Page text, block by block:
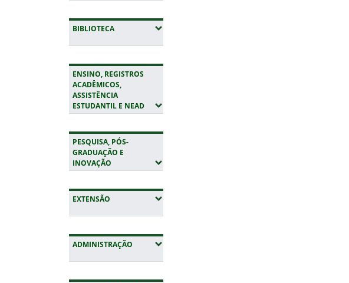
BIBLIOTECA(EXPANDIR SUBMENUS)
ENSINO, REGISTROS
ACADÊMICOS,
ASSISTÊNCIA
ESTUDANTIL E NEAD(EXPANDIR SUBMENUS)
PESQUISA, PÓS-
GRADUAÇÃO E
INOVAÇÃO (EXPANDIR SUBMENUS)
EXTENSÃO (EXPANDIR SUBMENUS)
ADMINISTRAÇÃO (EXPANDIR SUBMENUS)